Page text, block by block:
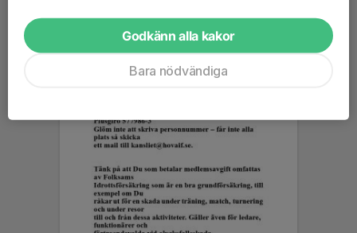
Godkänn alla kakor
Bara nödvändiga